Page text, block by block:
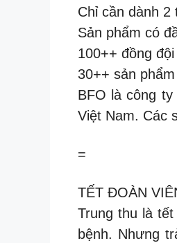
Chỉ cần dành 2
Sản phẩm có
100++ đồng
30++ sản
BFO là công
Việt Nam. Các
=
TẾT ĐOÀN
Trung thu là
bệnh. Nhưng